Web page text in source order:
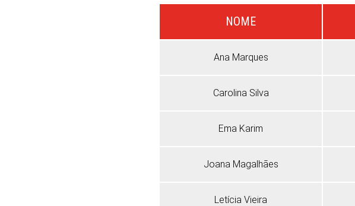
NOME
Ana Marques
Carolina Silva
Ema Karim
Joana Magalhães
Letícia Vieira